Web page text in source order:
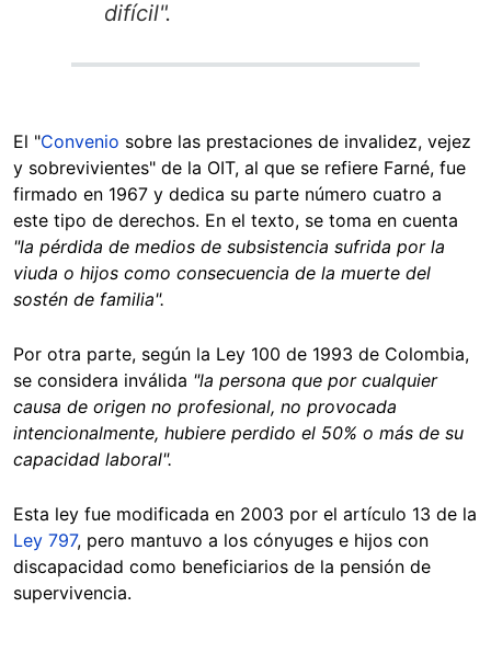
difícil".
El "Convenio sobre las prestaciones de invalidez, vejez
y sobrevivientes" de la OIT, al que se refiere Farné, fue
firmado en 1967 y dedica su parte número cuatro a
este tipo de derechos. En el texto, se toma en cuenta
"la pérdida de medios de subsistencia sufrida por la
viuda o hijos como consecuencia de la muerte del
sostén de familia".
Por otra parte, según la Ley 100 de 1993 de Colombia,
se considera inválida "la persona que por cualquier
causa de origen no profesional, no provocada
intencionalmente, hubiere perdido el 50% o más de su
capacidad laboral".
Esta ley fue modificada en 2003 por el artículo 13 de la
Ley 797, pero mantuvo a los cónyuges e hijos con
discapacidad como beneficiarios de la pensión de
supervivencia.